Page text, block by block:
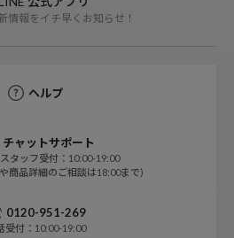
情報をイチ早くお知らせ！
ヘルプ
チャットサポート
タッフ受付：10:00-19:00
商品詳細のご相談は18:00まで)
0120-951-269
受付：10:00-19:00